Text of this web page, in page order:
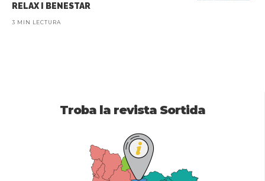
RELAX I BENESTAR
3 MIN LECTURA
Troba la revista Sortida